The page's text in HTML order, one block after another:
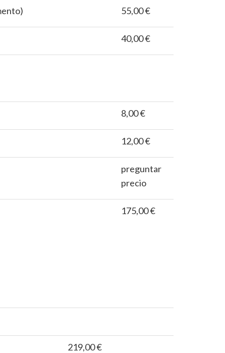
55,00 €
40,00 €
8,00 €
12,00 €
preguntar
precio
175,00 €
219,00 €